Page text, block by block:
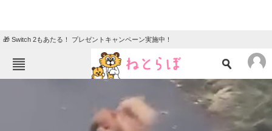
🎁 Switch 2もあたる！ プレゼントキャンペーン実施中！
ニュース
クイズ